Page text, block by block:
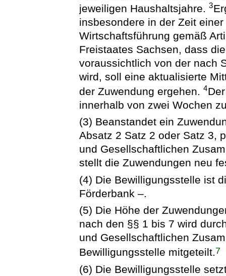
jeweiligen Haushaltsjahre.3
insbesondere in der Zeit
Wirtschaftsführung gemäß
Freistaates Sachsen, dass
voraussichtlich von der nach
wird, soll eine aktualisierte
der Zuwendung ergehen.4
innerhalb von zwei Wochen
(3) Beanstandet ein
Absatz 2 Satz 2 oder Satz 3,
und Gesellschaftlichen
stellt die Zuwendungen neu
(4) Die Bewilligungsstelle ist
Förderbank –.
(5) Die Höhe der
nach den §§ 1 bis 7 wird
und Gesellschaftlichen
Bewilligungsstelle mitgeteilt.7
(6) Die Bewilligungsstelle